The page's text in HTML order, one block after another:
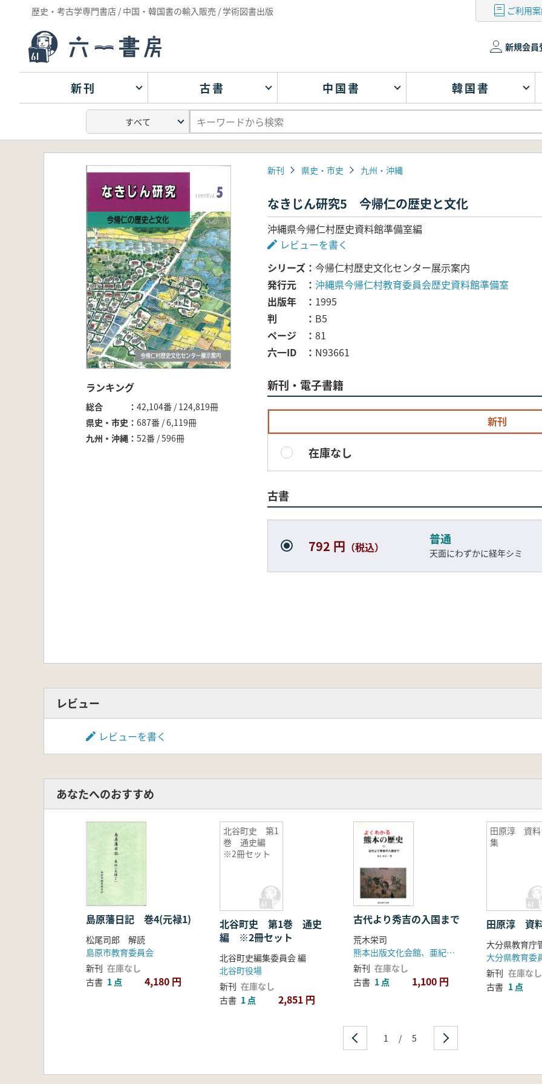
歴史・考古学専門書店 / 中国・韓国書の輸入販売 / 学術図書出版 ご利用
新規会員
新刊 古書 中国書 韓国書
ランキング
総合
42,104番 / 124,819冊
県史・市史
687番 / 6,119冊
九州・沖縄
52番 / 596冊
新刊 県史・市史 九州・沖縄
なきじん研究5 今帰仁の歴史と文化
沖縄県今帰仁村歴史資料館準備室編
レビューを書く
シリーズ
今帰仁村歴史文化センター展示案内
発行元
沖縄県今帰仁村教育委員会歴史資料館準備室
出版年
1995
判
B5
ページ
81
六一ID
N93661
新刊・電子書籍
新刊
在庫なし
古書
792 円 （税込）
普通
天面にわずかに経年シミ
レビュー
レビューを書く
あなたへのおすすめ
島原藩日記 巻4(元禄1)
松尾司郎 解読
島原市教育委員会
新刊 在庫なし
古書 1 点 4,180 円
北谷町史 第1
巻 通史編
※2冊セット
北谷町史 第1巻 通史
編 ※2冊セット
北谷町史編集委員会 編
北谷町役場
新刊 在庫なし
古書 1 点 2,851 円
古代より秀吉の入国まで
荒木栄司
熊本出版文化会館、亜紀書房(発売)
新刊 在庫なし
古書 1 点 1,100 円
田原淳 資料
集
田原淳 資
大分県教育委
新刊 在庫なし
古書 1 点
1 / 5